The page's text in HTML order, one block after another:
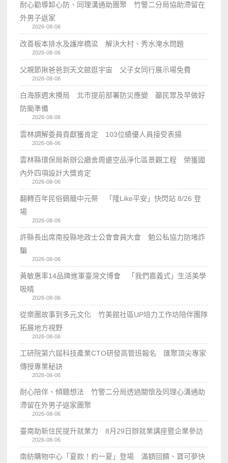
耐心勸導卸心防、同理溝通助團聚 竹警二分局協助滯留在
外男子返家
2026-08-06
改善板本排水及護岸橋梁 解決大村、秀水淹水問題
2026-08-06
父親節揪爸爸到天文館逛宇宙 父子女同行展示場免費
2026-08-06
白海豚週末攪局 北市提前部署防災應變 籲民眾及早做好
防颱準備
2026-08-06
雲林調解委員貢獻獲肯定 103位績優人員接受表揚
2026-08-06
雲林縣環保局新辦公廳舍周邊空品淨化區景觀工程 榮獲國
內外四項設計大獎肯定
2026-08-06
翻轉百年民俗鷄籠中元祭 「隆Like平安」快閃站 8/26 登
場
2026-08-06
許縣長出席南投縣地政士公會會員大會 勉公私協力防堵詐
騙
2026-08-06
黃敏惠率14品牌進軍臺灣文博會 「我們嘉義式」生活美學
吸睛
2026-08-06
從樂團故事到多元文化 竹美館社區UP培力工作坊陪伴團隊
拓展地方視野
2026-08-06
工研院第六屆科技產業CTO研發高管班報名 匯聚頂尖專家
傳授專業秘訣
2026-08-06
耐心陪伴、傾聽想法 竹警二分局透過關懷及同理心溝通助
滯留在外男子返家團聚
2026-08-06
臺南助新住民提升就業力 8月29日辦就業講座暨企業參訪
2026-08-06
南紡購物中心「夏款！約一夏」登場 滿額回饋、寶可夢快